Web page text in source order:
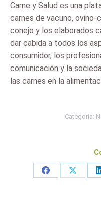
Carne y Salud es una
carnes de vacuno, ovino-
conejo y los elaborados
dar cabida a todos los
consumidor, los
comunicación y la
las carnes en la
Categoria:
Share
Share